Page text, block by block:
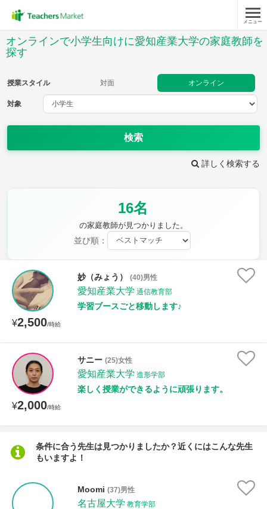
メニュー
オンラインで小学生向けに愛知産業大学の家庭教師を
探す
授業スタイル 対面 オンライン
対象
検索
詳しく検索する
16名
の家庭教師が見つかりました。
並び順：
¥2,500/時給
妙（みょう） (40)男性
愛知産業大学 通信教育部
学習ブースごと移動します♪
¥2,000/時給
サニー (25)女性
愛知産業大学 造形学部
楽しく授業ができるように頑張ります。
条件に合う先生は見つかりましたか？近くにはこんな先生
もいますよ！
Moomi (37)男性
名古屋大学 教育学部
対象
音楽
時給：¥1,000 ～ ¥10,000
授業可能日
月曜日 火曜日 水曜日 木曜日
土曜日
所属大学
年齢：18-101歳